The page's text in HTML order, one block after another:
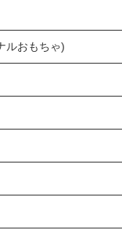
ルおもちゃ)